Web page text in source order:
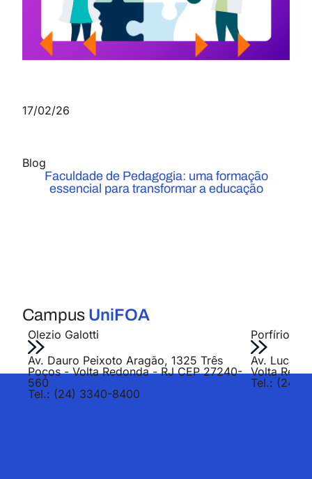
17/02/26
Blog
Faculdade de Pedagogia: uma formação
essencial para transformar a educação
Campus UniFOA
Olezio Galotti
Av. Dauro Peixoto Aragão, 1325 Três
Poços - Volta Redonda - RJ CEP 27240-
560
Tel.: (24) 3340-8400
Porfírio
Av. Lucas
Volta
Tel.: (24)